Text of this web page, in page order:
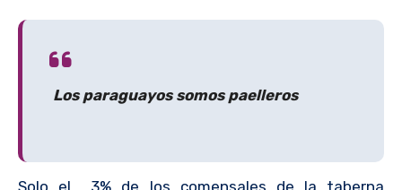
Los paraguayos somos paelleros